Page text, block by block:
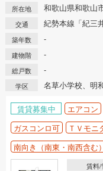
所在地 和歌山県和歌山
交通 紀勢本線「紀
築年数 -
建物階 -
総戸数 -
学区 名草小学校、明
賃貸募集中 エアコン
ガスコンロ可
ＴＶモニ
南向き（南東・南西含む）
賃料/